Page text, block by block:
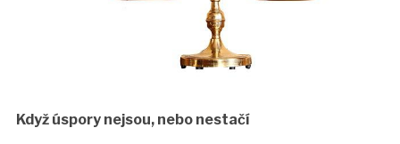
Když úspory nejsou, nebo nestačí